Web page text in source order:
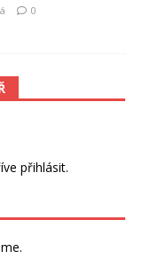
0
přihlásit.